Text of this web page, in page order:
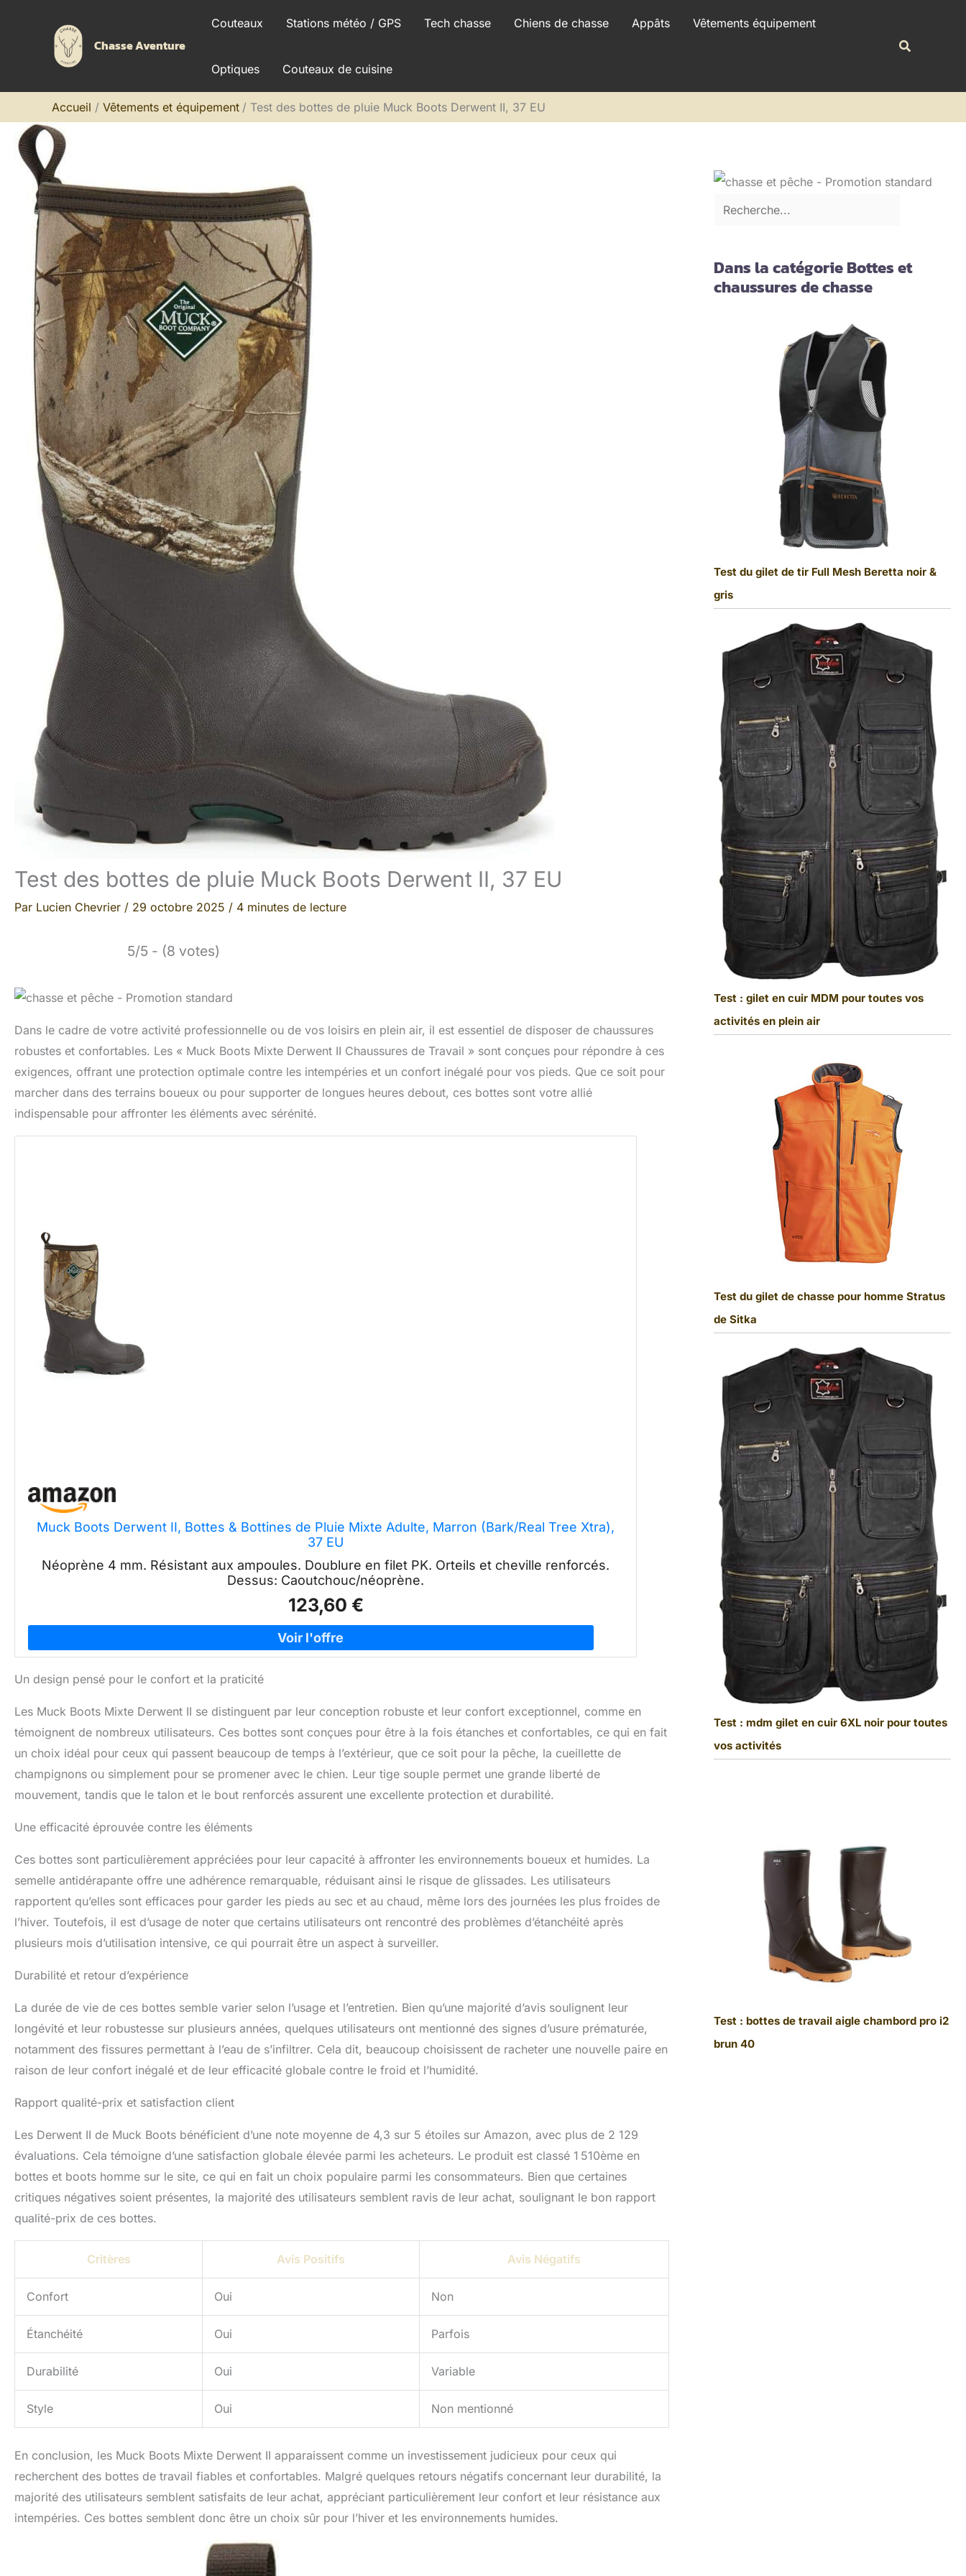
Chasse Aventure
Couteaux Stations météo / GPS Tech chasse Chiens de chasse Appâts Vêtements équipement
Optiques Couteaux de cuisine
Accueil Vêtements et équipement Test des bottes de pluie Muck Boots Derwent II, 37 EU
Test des bottes de pluie Muck Boots Derwent II, 37 EU
Par Lucien Chevrier / 29 octobre 2025 / 4 minutes de lecture
5/5 - (8 votes)
Dans le cadre de votre activité professionnelle ou de vos loisirs en plein air, il est essentiel de disposer de chaussures
robustes et confortables. Les « Muck Boots Mixte Derwent II Chaussures de Travail » sont conçues pour répondre à ces
exigences, offrant une protection optimale contre les intempéries et un confort inégalé pour vos pieds. Que ce soit pour
marcher dans des terrains boueux ou pour supporter de longues heures debout, ces bottes sont votre allié
indispensable pour affronter les éléments avec sérénité.
Muck Boots Derwent II, Bottes & Bottines de Pluie Mixte Adulte, Marron (Bark/Real Tree Xtra),
37 EU
Néoprène 4 mm. Résistant aux ampoules. Doublure en filet PK. Orteils et cheville renforcés.
Dessus: Caoutchouc/néoprène.
123,60 €
Un design pensé pour le confort et la praticité
Les Muck Boots Mixte Derwent II se distinguent par leur conception robuste et leur confort exceptionnel, comme en
témoignent de nombreux utilisateurs. Ces bottes sont conçues pour être à la fois étanches et confortables, ce qui en fait
un choix idéal pour ceux qui passent beaucoup de temps à l’extérieur, que ce soit pour la pêche, la cueillette de
champignons ou simplement pour se promener avec le chien. Leur tige souple permet une grande liberté de
mouvement, tandis que le talon et le bout renforcés assurent une excellente protection et durabilité.
Une efficacité éprouvée contre les éléments
Ces bottes sont particulièrement appréciées pour leur capacité à affronter les environnements boueux et humides. La
semelle antidérapante offre une adhérence remarquable, réduisant ainsi le risque de glissades. Les utilisateurs
rapportent qu’elles sont efficaces pour garder les pieds au sec et au chaud, même lors des journées les plus froides de
l’hiver. Toutefois, il est d’usage de noter que certains utilisateurs ont rencontré des problèmes d’étanchéité après
plusieurs mois d’utilisation intensive, ce qui pourrait être un aspect à surveiller.
Durabilité et retour d’expérience
La durée de vie de ces bottes semble varier selon l’usage et l’entretien. Bien qu’une majorité d’avis soulignent leur
longévité et leur robustesse sur plusieurs années, quelques utilisateurs ont mentionné des signes d’usure prématurée,
notamment des fissures permettant à l’eau de s’infiltrer. Cela dit, beaucoup choisissent de racheter une nouvelle paire en
raison de leur confort inégalé et de leur efficacité globale contre le froid et l’humidité.
Rapport qualité-prix et satisfaction client
Les Derwent II de Muck Boots bénéficient d’une note moyenne de 4,3 sur 5 étoiles sur Amazon, avec plus de 2 129
évaluations. Cela témoigne d’une satisfaction globale élevée parmi les acheteurs. Le produit est classé 1 510ème en
bottes et boots homme sur le site, ce qui en fait un choix populaire parmi les consommateurs. Bien que certaines
critiques négatives soient présentes, la majorité des utilisateurs semblent ravis de leur achat, soulignant le bon rapport
qualité-prix de ces bottes.
Critères Avis Positifs Avis Négatifs
Confort Oui Non
Étanchéité Oui Parfois
Durabilité Oui Variable
Style Oui Non mentionné
En conclusion, les Muck Boots Mixte Derwent II apparaissent comme un investissement judicieux pour ceux qui
recherchent des bottes de travail fiables et confortables. Malgré quelques retours négatifs concernant leur durabilité, la
majorité des utilisateurs semblent satisfaits de leur achat, appréciant particulièrement leur confort et leur résistance aux
intempéries. Ces bottes semblent donc être un choix sûr pour l’hiver et les environnements humides.
r
h
Dans la catégorie Bottes et
chaussures de chasse
Test du gilet de tir Full Mesh Beretta noir &
gris
Test : gilet en cuir MDM pour toutes vos
activités en plein air
Test du gilet de chasse pour homme Stratus
de Sitka
Test : mdm gilet en cuir 6XL noir pour toutes
vos activités
Test : bottes de travail aigle chambord pro i2
brun 40